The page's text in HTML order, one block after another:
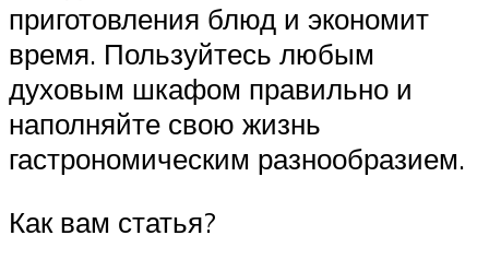
приготовления блюд и экономит
время. Пользуйтесь любым
духовым шкафом правильно и
наполняйте свою жизнь
гастрономическим разнообразием.
Как вам статья?